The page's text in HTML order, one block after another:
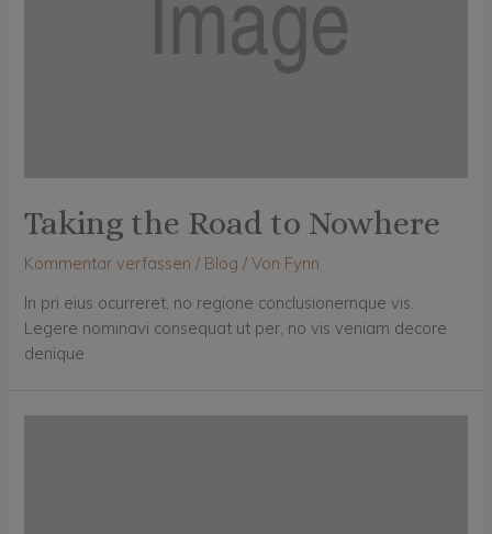
Taking the Road to Nowhere
Kommentar verfassen / Blog / Von Fynn
In pri eius ocurreret, no regione conclusionemque vis.
Legere nominavi consequat ut per, no vis veniam decore
denique